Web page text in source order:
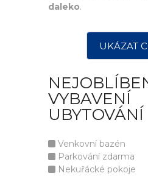
daleko.
UKÁZAT
VYBAVENÍ
UBYTOVÁNÍ
Venkovní bazén
Parkování zdarma
Nekuřácké pokoje